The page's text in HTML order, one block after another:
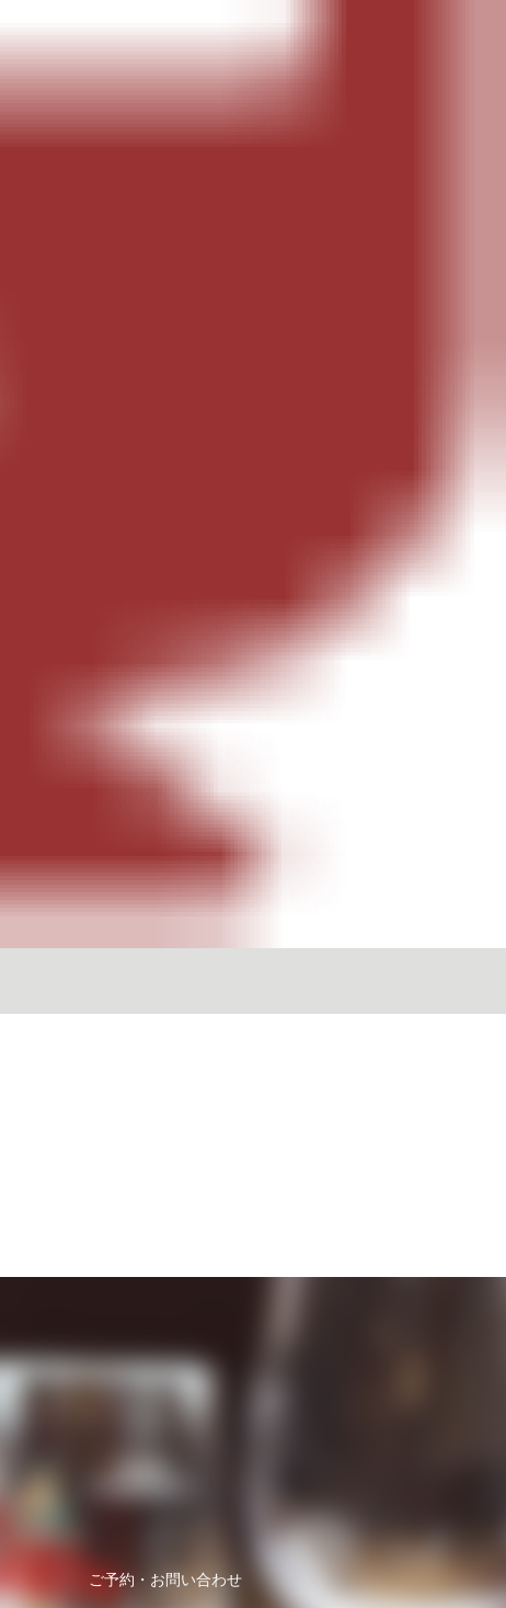
ご予約・お問い合わせ